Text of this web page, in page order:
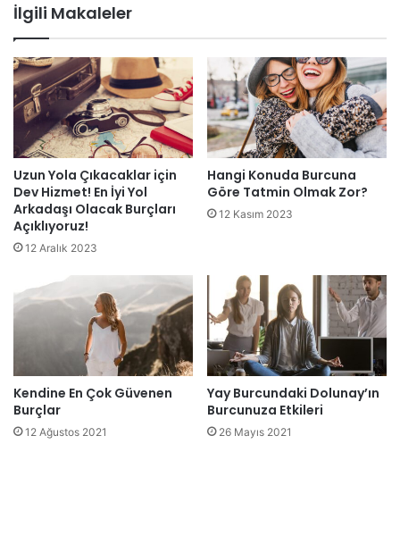
İlgili Makaleler
Uzun Yola Çıkacaklar için
Dev Hizmet! En İyi Yol
Arkadaşı Olacak Burçları
Açıklıyoruz!
12 Aralık 2023
Hangi Konuda Burcuna
Göre Tatmin Olmak Zor?
12 Kasım 2023
Kendine En Çok Güvenen
Burçlar
12 Ağustos 2021
Yay Burcundaki Dolunay’ın
Burcunuza Etkileri
26 Mayıs 2021